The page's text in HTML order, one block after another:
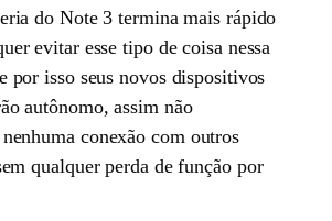
do Note 3 termina mais rápido
evitar esse tipo de coisa nessa
por isso seus novos dispositivos
autônomo, assim não
conexão com outros
qualquer perda de função por